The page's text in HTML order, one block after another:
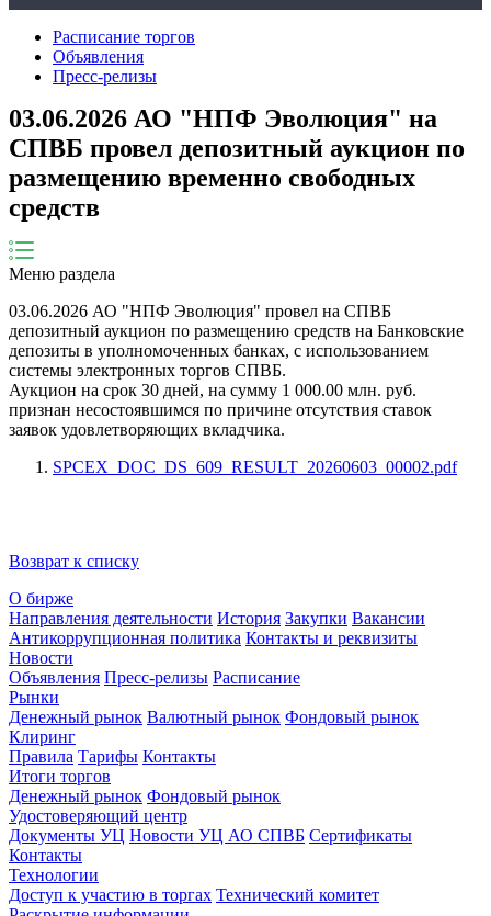
Расписание торгов
Объявления
Пресс-релизы
03.06.2026 АО "НПФ Эволюция" на
СПВБ провел депозитный аукцион по
размещению временно свободных
средств
Меню раздела
03.06.2026 АО "НПФ Эволюция" провел на СПВБ
депозитный аукцион по размещению средств на Банковские
депозиты в уполномоченных банках, с использованием
системы электронных торгов СПВБ.
Аукцион на срок 30 дней, на сумму 1 000.00 млн. руб.
признан несостоявшимся по причине отсутствия ставок
заявок удовлетворяющих вкладчика.
SPCEX_DOC_DS_609_RESULT_20260603_00002.pdf
Возврат к списку
О бирже
Направления деятельности История Закупки Вакансии
Антикоррупционная политика Контакты и реквизиты
Новости
Объявления Пресс-релизы Расписание
Рынки
Денежный рынок Валютный рынок Фондовый рынок
Клиринг
Правила Тарифы Контакты
Итоги торгов
Денежный рынок Фондовый рынок
Удостоверяющий центр
Документы УЦ Новости УЦ АО СПВБ Сертификаты
Контакты
Технологии
Доступ к участию в торгах Технический комитет